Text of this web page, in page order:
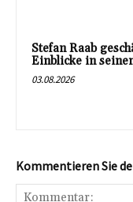
Stefan Raab
Einblicke in
03.08.2026
Kommentieren Sie